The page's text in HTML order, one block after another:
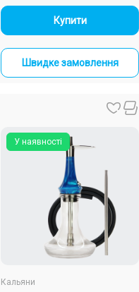
- +
Купити
Швидке замовлення
У наявності
Кальяни